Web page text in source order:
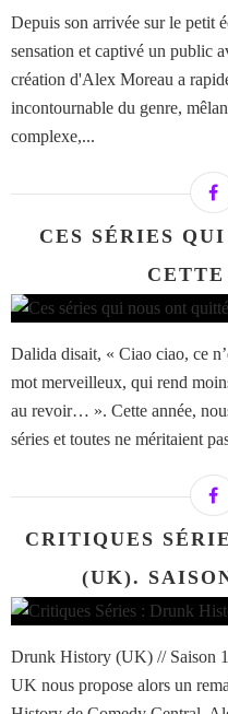
Depuis son arrivée sur le petit
sensation et captivé un public
création d'Alex Moreau a
incontournable du genre,
complexe,...
CES SÉRIES
Dalida disait, « Ciao ciao, ce
mot merveilleux, qui rend
au revoir… ». Cette année,
séries et toutes ne méritaient
CRITIQUES
(UK).
Drunk History (UK) // Saison
UK nous propose alors un